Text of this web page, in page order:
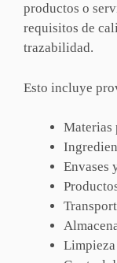
productos o
requisitos de
trazabilidad.
Esto incluye
Materias
Envases